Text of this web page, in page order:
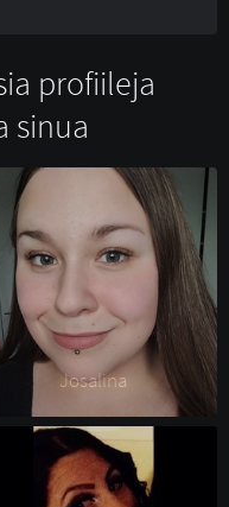
profiileja
sinua
Josalina